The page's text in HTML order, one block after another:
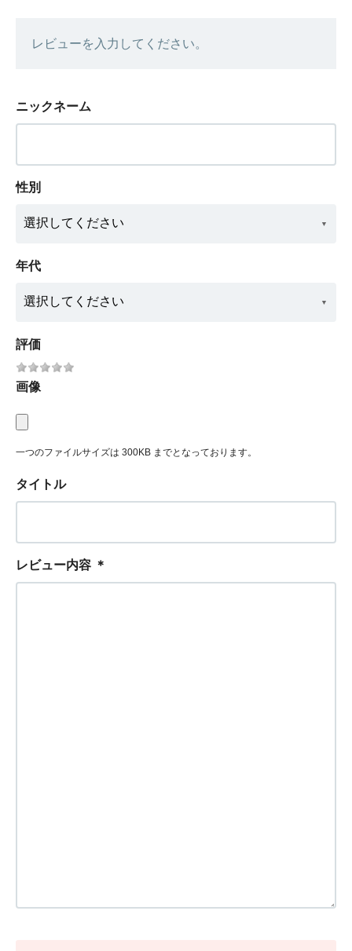
レビューを入力してください。
ニックネーム
性別
年代
評価
画像
一つのファイルサイズは 300KB までとなっております。
タイトル
レビュー内容 ＊